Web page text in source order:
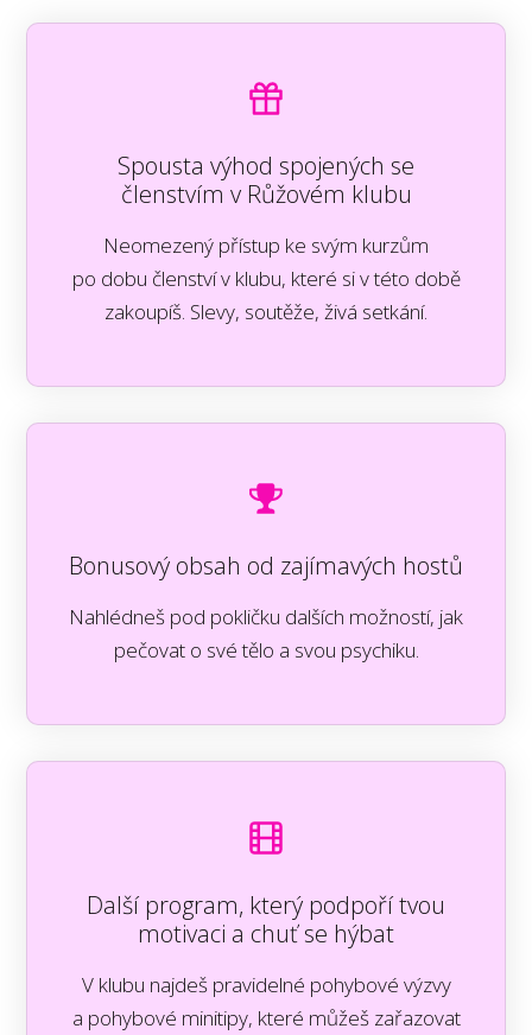
Spousta výhod spojených se
členstvím v Růžovém klubu
Neomezený přístup ke svým kurzům
po dobu členství v klubu, které si v této době
zakoupíš. Slevy, soutěže, živá setkání.
Bonusový obsah od zajímavých hostů
Nahlédneš pod pokličku dalších možností, jak
pečovat o své tělo a svou psychiku.
Další program, který podpoří tvou
motivaci a chuť se hýbat
V klubu najdeš pravidelné pohybové výzvy
a pohybové minitipy, které můžeš zařazovat